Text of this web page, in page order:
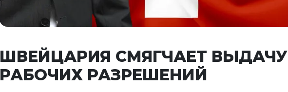
ШВЕЙЦАРИЯ СМЯГЧАЕТ ВЫДАЧУ
РАБОЧИХ РАЗРЕШЕНИЙ